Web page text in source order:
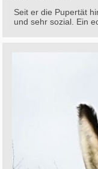
Seit er die Pupertät
und sehr sozial. Ein